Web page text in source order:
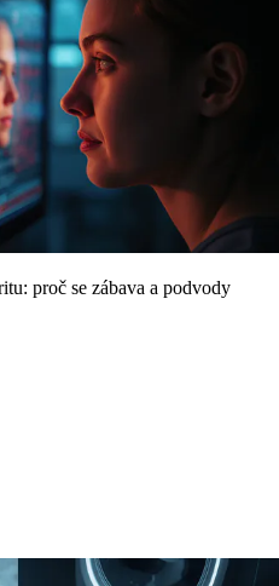
proč se zábava a podvody